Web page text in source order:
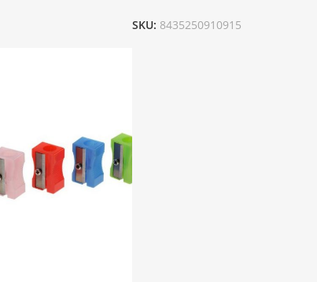
SKU: 8435250910915